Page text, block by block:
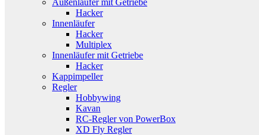
Außenläufer mit Getriebe
Hacker
Innenläufer
Hacker
Multiplex
Innenläufer mit Getriebe
Hacker
Kappimpeller
Regler
Hobbywing
Kavan
RC-Regler von PowerBox
XD Fly Regler